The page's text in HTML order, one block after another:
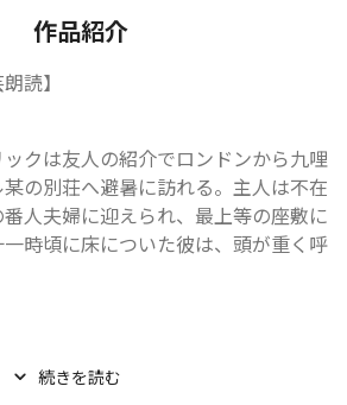
作品紹介
読】
クは友人の紹介でロンドンから九哩
の別荘へ避暑に訪れる。主人は不在
人夫婦に迎えられ、最上等の座敷に
時頃に床についた彼は、頭が重く呼
続きを読む